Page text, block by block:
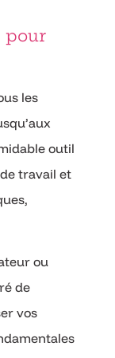
pour
les
outil
travail et
ou
de
vos